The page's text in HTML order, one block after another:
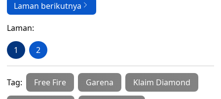
Laman berikutnya
Laman:
1 2
Tag: Free Fire Garena Klaim Diamond